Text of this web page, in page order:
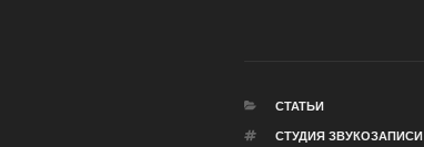
РУБРИКИ
СТАТЬИ
МЕТКИ
СТУДИЯ ЗВУКОЗАПИСИ